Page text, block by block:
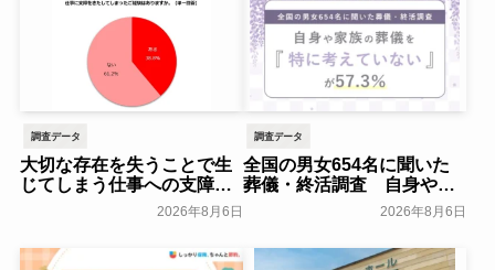
調査データ
大切な存在を失うことで生
じてしまう仕事への支障
「経験がある」38.8％～ビ
ースタイルグループ～
2026年8月6日
調査データ
全国の男女654名に聞いた
葬儀・終活調査 自身や家
族の葬儀について「特に考
えていない」が57.3％～
NEXER Group～
2026年8月6日